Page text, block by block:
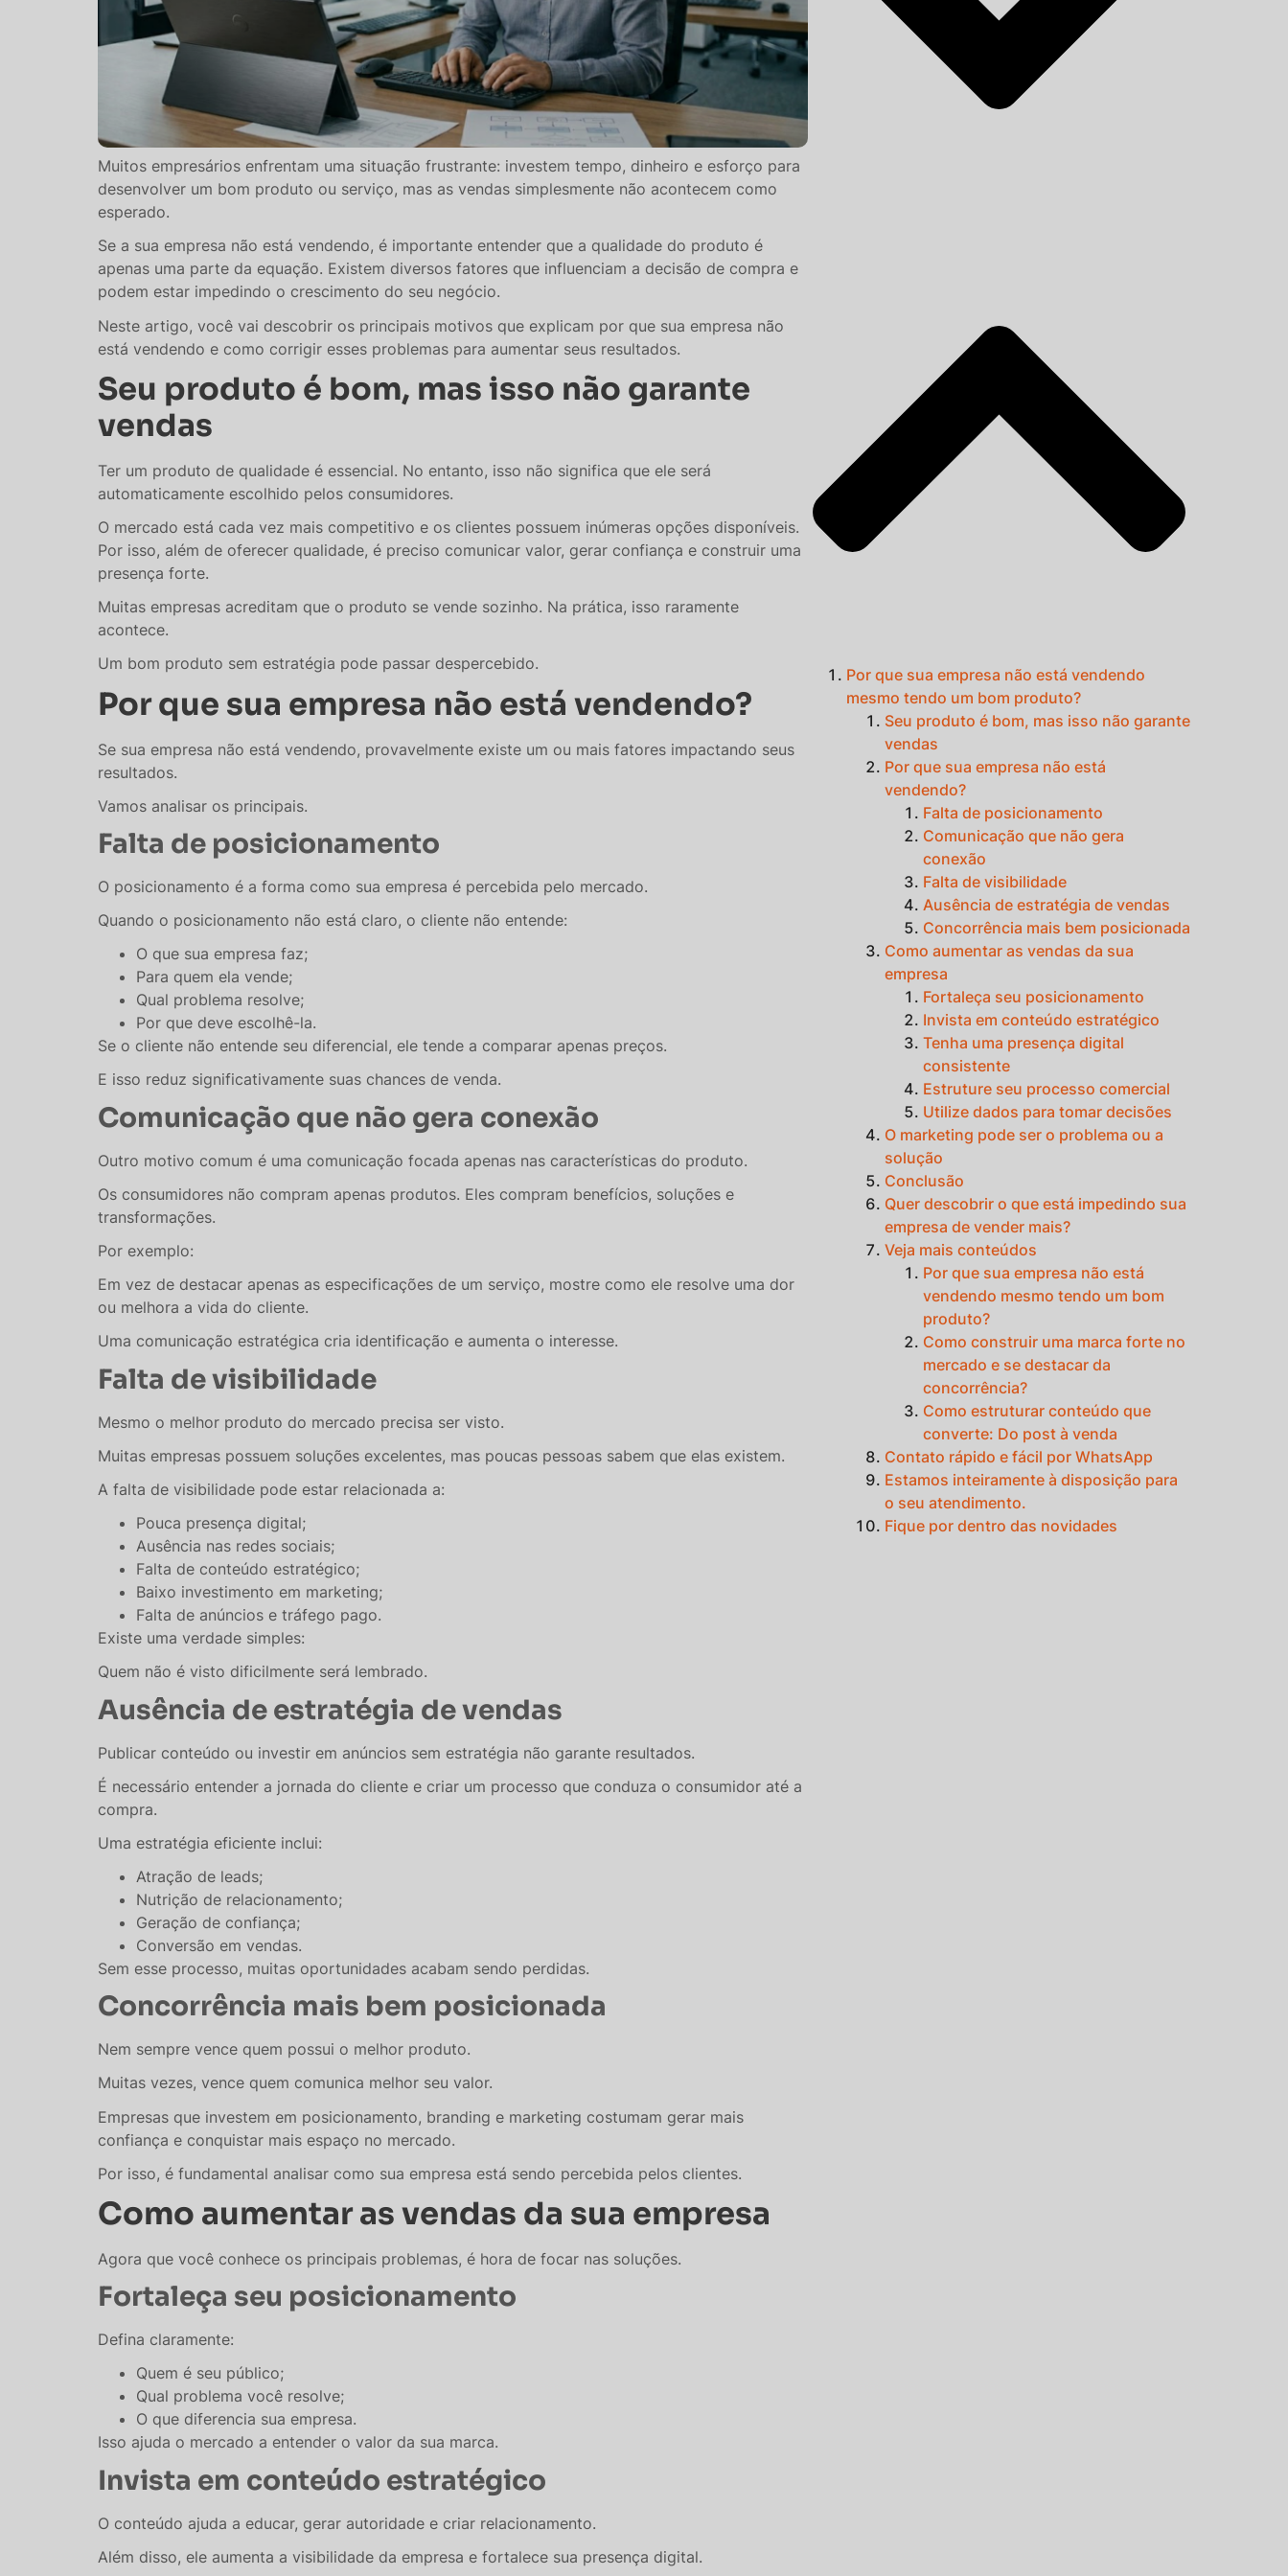
Muitos empresários enfrentam uma situação frustrante: investem tempo, dinheiro e esforço para
desenvolver um bom produto ou serviço, mas as vendas simplesmente não acontecem como
esperado.
Se a sua empresa não está vendendo, é importante entender que a qualidade do produto é
apenas uma parte da equação. Existem diversos fatores que influenciam a decisão de compra e
podem estar impedindo o crescimento do seu negócio.
Neste artigo, você vai descobrir os principais motivos que explicam por que sua empresa não
está vendendo e como corrigir esses problemas para aumentar seus resultados.
Seu produto é bom, mas isso não garante
vendas
Ter um produto de qualidade é essencial. No entanto, isso não significa que ele será
automaticamente escolhido pelos consumidores.
O mercado está cada vez mais competitivo e os clientes possuem inúmeras opções disponíveis.
Por isso, além de oferecer qualidade, é preciso comunicar valor, gerar confiança e construir uma
presença forte.
Muitas empresas acreditam que o produto se vende sozinho. Na prática, isso raramente
acontece.
Um bom produto sem estratégia pode passar despercebido.
Por que sua empresa não está vendendo?
Se sua empresa não está vendendo, provavelmente existe um ou mais fatores impactando seus
resultados.
Vamos analisar os principais.
Falta de posicionamento
O posicionamento é a forma como sua empresa é percebida pelo mercado.
Quando o posicionamento não está claro, o cliente não entende:
O que sua empresa faz;
Para quem ela vende;
Qual problema resolve;
Por que deve escolhê-la.
Se o cliente não entende seu diferencial, ele tende a comparar apenas preços.
E isso reduz significativamente suas chances de venda.
Comunicação que não gera conexão
Outro motivo comum é uma comunicação focada apenas nas características do produto.
Os consumidores não compram apenas produtos. Eles compram benefícios, soluções e
transformações.
Por exemplo:
Em vez de destacar apenas as especificações de um serviço, mostre como ele resolve uma dor
ou melhora a vida do cliente.
Uma comunicação estratégica cria identificação e aumenta o interesse.
Falta de visibilidade
Mesmo o melhor produto do mercado precisa ser visto.
Muitas empresas possuem soluções excelentes, mas poucas pessoas sabem que elas existem.
A falta de visibilidade pode estar relacionada a:
Pouca presença digital;
Ausência nas redes sociais;
Falta de conteúdo estratégico;
Baixo investimento em marketing;
Falta de anúncios e tráfego pago.
Existe uma verdade simples:
Quem não é visto dificilmente será lembrado.
Ausência de estratégia de vendas
Publicar conteúdo ou investir em anúncios sem estratégia não garante resultados.
É necessário entender a jornada do cliente e criar um processo que conduza o consumidor até a
compra.
Uma estratégia eficiente inclui:
Atração de leads;
Nutrição de relacionamento;
Geração de confiança;
Conversão em vendas.
Sem esse processo, muitas oportunidades acabam sendo perdidas.
Concorrência mais bem posicionada
Nem sempre vence quem possui o melhor produto.
Muitas vezes, vence quem comunica melhor seu valor.
Empresas que investem em posicionamento, branding e marketing costumam gerar mais
confiança e conquistar mais espaço no mercado.
Por isso, é fundamental analisar como sua empresa está sendo percebida pelos clientes.
Como aumentar as vendas da sua empresa
Agora que você conhece os principais problemas, é hora de focar nas soluções.
Fortaleça seu posicionamento
Defina claramente:
Quem é seu público;
Qual problema você resolve;
O que diferencia sua empresa.
Isso ajuda o mercado a entender o valor da sua marca.
Invista em conteúdo estratégico
O conteúdo ajuda a educar, gerar autoridade e criar relacionamento.
Além disso, ele aumenta a visibilidade da empresa e fortalece sua presença digital.
Por que sua empresa não está vendendo
mesmo tendo um bom produto?
Seu produto é bom, mas isso não garante
vendas
Por que sua empresa não está
vendendo?
Falta de posicionamento
Comunicação que não gera
conexão
Falta de visibilidade
Ausência de estratégia de vendas
Concorrência mais bem posicionada
Como aumentar as vendas da sua
empresa
Fortaleça seu posicionamento
Invista em conteúdo estratégico
Tenha uma presença digital
consistente
Estruture seu processo comercial
Utilize dados para tomar decisões
O marketing pode ser o problema ou a
solução
Conclusão
Quer descobrir o que está impedindo sua
empresa de vender mais?
Veja mais conteúdos
Por que sua empresa não está
vendendo mesmo tendo um bom
produto?
Como construir uma marca forte no
mercado e se destacar da
concorrência?
Como estruturar conteúdo que
converte: Do post à venda
Contato rápido e fácil por WhatsApp
Estamos inteiramente à disposição para
o seu atendimento.
Fique por dentro das novidades